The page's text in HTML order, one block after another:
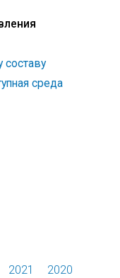
составу
среда
2021
2020